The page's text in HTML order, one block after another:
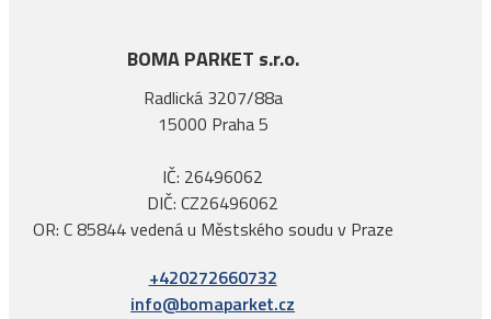
BOMA PARKET s.r.o.
Radlická 3207/88a
15000 Praha 5
IČ: 26496062
DIČ: CZ26496062
OR: C 85844 vedená u Městského soudu v Praze
+420272660732
info@bomaparket.cz